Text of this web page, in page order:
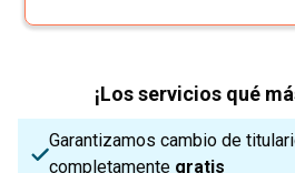
¡Los servicios qué
Garantizamos cambio de
completamente gratis